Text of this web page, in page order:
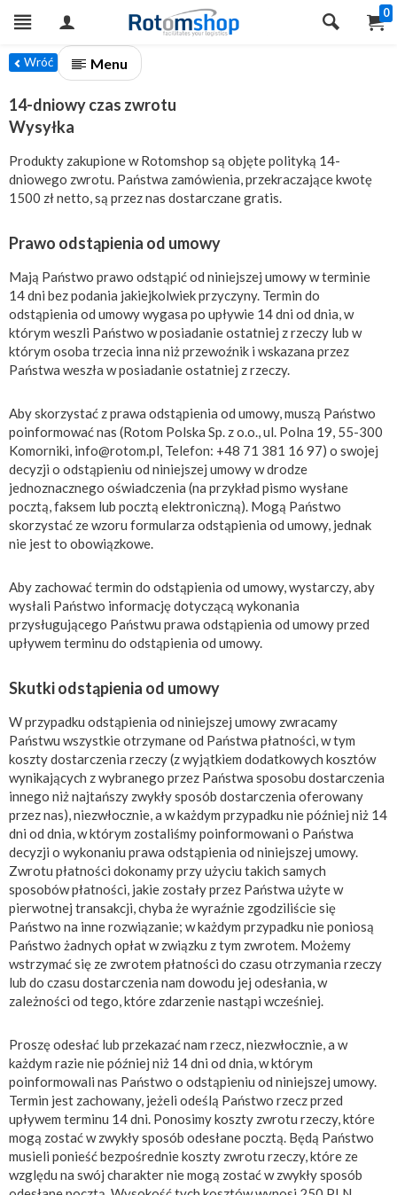
0
Wróć Menu
14-dniowy czas zwrotu
Wysyłka
Produkty zakupione w Rotomshop są objęte polityką 14-
dniowego zwrotu. Państwa zamówienia, przekraczające kwotę
1500 zł netto, są przez nas dostarczane gratis.
Prawo odstąpienia od umowy
Mają Państwo prawo odstąpić od niniejszej umowy w terminie
14 dni bez podania jakiejkolwiek przyczyny. Termin do
odstąpienia od umowy wygasa po upływie 14 dni od dnia, w
którym weszli Państwo w posiadanie ostatniej z rzeczy lub w
którym osoba trzecia inna niż przewoźnik i wskazana przez
Państwa weszła w posiadanie ostatniej z rzeczy.
Aby skorzystać z prawa odstąpienia od umowy, muszą Państwo
poinformować nas (Rotom Polska Sp. z o.o., ul. Polna 19, 55-300
Komorniki, info@rotom.pl, Telefon: +48 71 381 16 97) o swojej
decyzji o odstąpieniu od niniejszej umowy w drodze
jednoznacznego oświadczenia (na przykład pismo wysłane
pocztą, faksem lub pocztą elektroniczną). Mogą Państwo
skorzystać ze wzoru formularza odstąpienia od umowy, jednak
nie jest to obowiązkowe.
Aby zachować termin do odstąpienia od umowy, wystarczy, aby
wysłali Państwo informację dotyczącą wykonania
przysługującego Państwu prawa odstąpienia od umowy przed
upływem terminu do odstąpienia od umowy.
Skutki odstąpienia od umowy
W przypadku odstąpienia od niniejszej umowy zwracamy
Państwu wszystkie otrzymane od Państwa płatności, w tym
koszty dostarczenia rzeczy (z wyjątkiem dodatkowych kosztów
wynikających z wybranego przez Państwa sposobu dostarczenia
innego niż najtańszy zwykły sposób dostarczenia oferowany
przez nas), niezwłocznie, a w każdym przypadku nie później niż 14
dni od dnia, w którym zostaliśmy poinformowani o Państwa
decyzji o wykonaniu prawa odstąpienia od niniejszej umowy.
Zwrotu płatności dokonamy przy użyciu takich samych
sposobów płatności, jakie zostały przez Państwa użyte w
pierwotnej transakcji, chyba że wyraźnie zgodziliście się
Państwo na inne rozwiązanie; w każdym przypadku nie poniosą
Państwo żadnych opłat w związku z tym zwrotem. Możemy
wstrzymać się ze zwrotem płatności do czasu otrzymania rzeczy
lub do czasu dostarczenia nam dowodu jej odesłania, w
zależności od tego, które zdarzenie nastąpi wcześniej.
Proszę odesłać lub przekazać nam rzecz, niezwłocznie, a w
każdym razie nie później niż 14 dni od dnia, w którym
poinformowali nas Państwo o odstąpieniu od niniejszej umowy.
Termin jest zachowany, jeżeli odeślą Państwo rzecz przed
upływem terminu 14 dni. Ponosimy koszty zwrotu rzeczy, które
mogą zostać w zwykły sposób odesłane pocztą. Będą Państwo
musieli ponieść bezpośrednie koszty zwrotu rzeczy, które ze
względu na swój charakter nie mogą zostać w zwykły sposób